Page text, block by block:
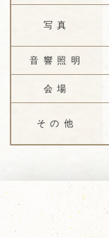
写真
音響照明
会場
その他